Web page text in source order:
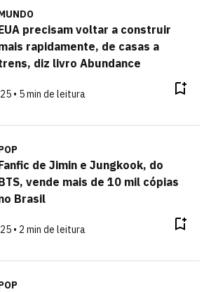
precisam voltar a construir
rapidamente, de casas a
diz livro Abundance
• 5 min de leitura
de Jimin e Jungkook, do
vende mais de 10 mil cópias
Brasil
• 2 min de leitura